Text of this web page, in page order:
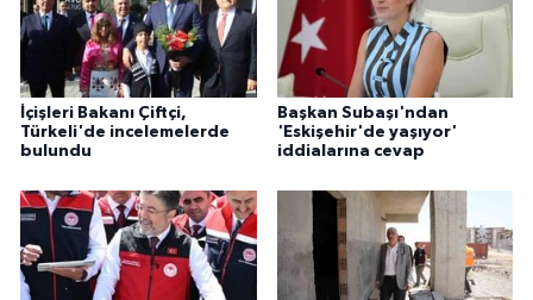
İçişleri Bakanı Çiftçi,
Türkeli'de incelemelerde
bulundu
Başkan Subaşı'ndan
'Eskişehir'de yaşıyor'
iddialarına cevap